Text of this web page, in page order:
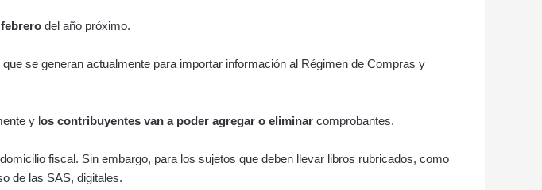
del año próximo.
se generan actualmente para importar información al Régimen de Compras y
y los contribuyentes van a poder agregar o eliminar comprobantes.
fiscal. Sin embargo, para los sujetos que deben llevar libros rubricados, como
de las SAS, digitales.